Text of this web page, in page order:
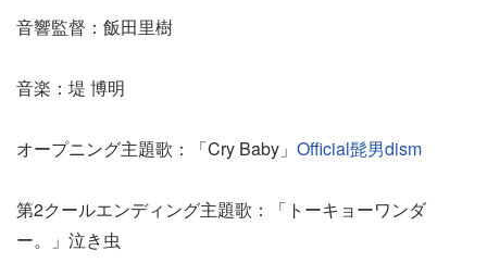
音響監督：飯田里樹
音楽：堤 博明
オープニング主題歌：「Cry Baby」 Official髭男dism
第2クールエンディング主題歌：「トーキョーワンダ
ー。」泣き虫